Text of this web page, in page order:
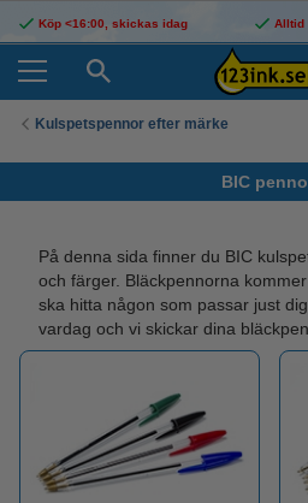
Köp <16:00, skickas idag Alltid
Kulspetspennor efter märke
BIC
På denna sida finner du BIC
och färger. Bläckpennorna
ska hitta någon som passar just
vardag och vi skickar dina